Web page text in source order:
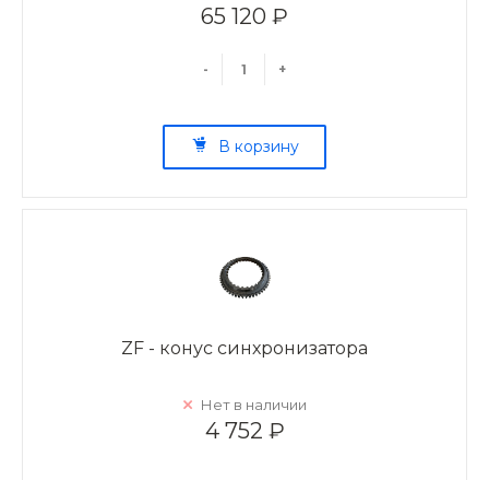
65 120 ₽
- +
В корзину
ZF - конус синхронизатора
Нет в наличии
4 752 ₽